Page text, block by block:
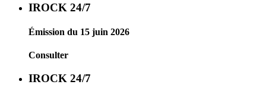
IROCK 24/7
Émission du 15 juin 2026
Consulter
IROCK 24/7